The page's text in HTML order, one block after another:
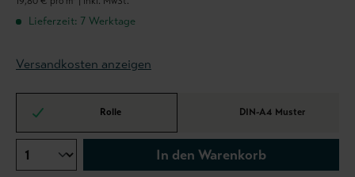
Lieferzeit: 7 Werktage
Versandkosten anzeigen
Rolle DIN-A4 Muster
In den Warenkorb